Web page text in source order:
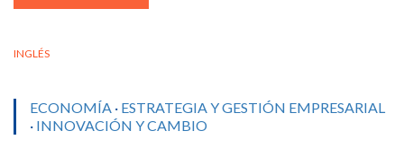
INGLÉS
ECONOMÍA · ESTRATEGIA Y GESTIÓN EMPRESARIAL
· INNOVACIÓN Y CAMBIO